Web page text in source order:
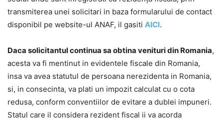
transmiterea unei solicitari in baza formularului de contact
disponibil pe website-ul ANAF, il gasiti AICI.
Daca solicitantul continua sa obtina venituri din Romania,
acesta va fi mentinut in evidentele fiscale din Romania,
insa va avea statutul de persoana nerezidenta in Romania,
si, in consecinta, va plati un impozit calculat cu o cota
redusa, conform conventiilor de evitare a dublei impuneri.
Statul care il considera rezident fiscal ii va acorda